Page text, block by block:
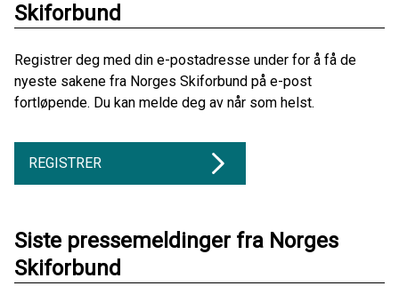
Skiforbund
Registrer deg med din e-postadresse under for å få de
nyeste sakene fra Norges Skiforbund på e-post
fortløpende. Du kan melde deg av når som helst.
REGISTRER
Siste pressemeldinger fra Norges
Skiforbund